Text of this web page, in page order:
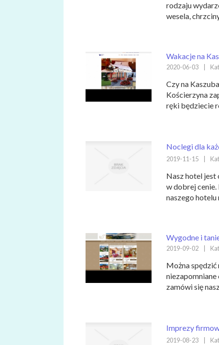
rodzaju
wesela,
Wakacje na
2020-06-03
Czy na
Kościerzyna
ręki będziecie
Noclegi dla
2019-11-15
Nasz hotel
w dobrej
naszego hotelu
Wygodne i
2019-09-02
Można
zamówi się
Imprezy
2019-08-23